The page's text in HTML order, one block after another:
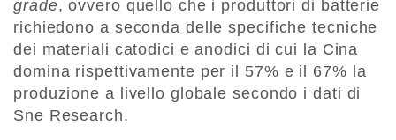
grade, ovvero quello che i produttori di batterie
richiedono a seconda delle specifiche tecniche
dei materiali catodici e anodici di cui la Cina
domina rispettivamente per il 57% e il 67% la
produzione a livello globale secondo i dati di
Sne Research.